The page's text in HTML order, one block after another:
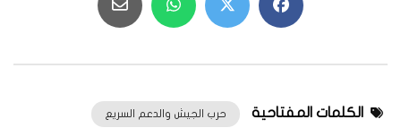
الكلمات المفتاحية حرب الجيش والدعم السريع